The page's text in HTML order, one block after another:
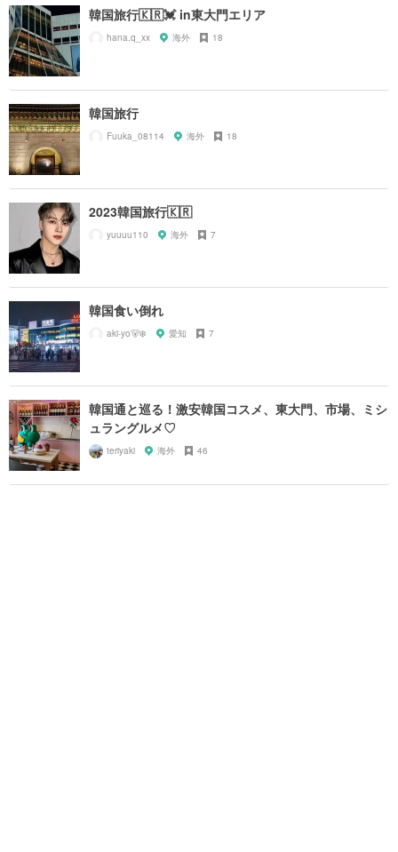
韓国旅行🇰🇷💓 in東大門エリア
hana.q_xx 海外 18
韓国旅行
Fuuka_08114 海外 18
2023韓国旅行🇰🇷
yuuuu110 海外 7
韓国食い倒れ
aki-yo🐻‍❄️ 愛知 7
韓国通と巡る！激安韓国コスメ、東大門、市場、ミシ
ュラングルメ♡
teriyaki 海外 46